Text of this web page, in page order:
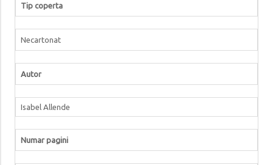
Tip coperta
Necartonat
Autor
Isabel Allende
Numar pagini